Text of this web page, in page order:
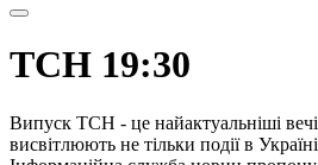
ТСН 19:30
Випуск ТСН - це найактуальніші
висвітлюють не тільки події в